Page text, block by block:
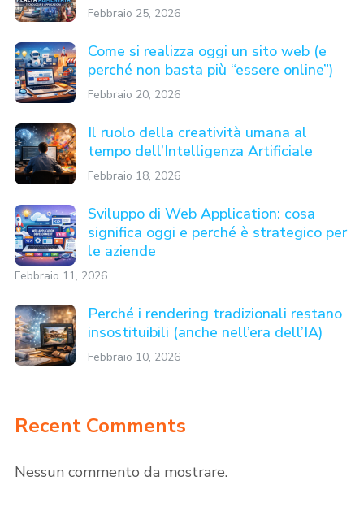
Febbraio 25, 2026
Come si realizza oggi un sito web (e
perché non basta più “essere online”)
Febbraio 20, 2026
Il ruolo della creatività umana al
tempo dell’Intelligenza Artificiale
Febbraio 18, 2026
Sviluppo di Web Application: cosa
significa oggi e perché è strategico per
le aziende
Febbraio 11, 2026
Perché i rendering tradizionali restano
insostituibili (anche nell’era dell’IA)
Febbraio 10, 2026
Recent Comments
Nessun commento da mostrare.